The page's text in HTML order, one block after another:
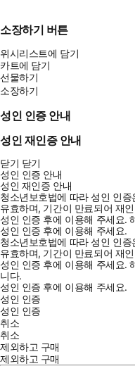
소장하기 버튼
위시리스트에 담기
카트에 담기
선물하기
소장하기
성인 인증 안내
성인 재인증 안내
닫기 닫기
성인 인증 안내
성인 재인증 안내
청소년보호법에 따라 성인 인증
유효하며, 기간이 만료되어 재
성인 인증 후에 이용해 주세요.
성인 인증 후에 이용해 주세요.
청소년보호법에 따라 성인 인증
유효하며, 기간이 만료되어 재
성인 인증 후에 이용해 주세요.
니다.
성인 인증 후에 이용해 주세요.
성인 인증
성인 인증
취소
취소
제외하고 구매
제외하고 구매